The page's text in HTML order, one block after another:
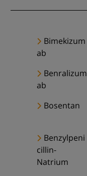
Bimekizum
ab
Benralizum
ab
Bosentan
Benzylpeni
cillin-
Natrium